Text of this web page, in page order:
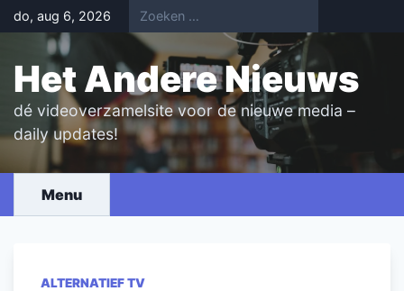
Skip
to
content
do, aug 6, 2026
Het Andere Nieuws
dé videoverzamelsite voor de nieuwe media –
daily updates!
Menu
ALTERNATIEF TV